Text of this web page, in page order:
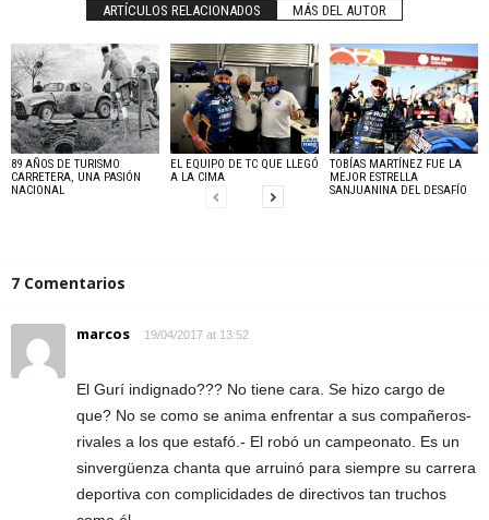
ARTÍCULOS RELACIONADOS MÁS DEL AUTOR
89 AÑOS DE TURISMO
CARRETERA, UNA PASIÓN
NACIONAL
EL EQUIPO DE TC QUE LLEGÓ
A LA CIMA
TOBÍAS MARTÍNEZ FUE LA
MEJOR ESTRELLA
SANJUANINA DEL DESAFÍO
7 Comentarios
marcos 19/04/2017 at 13:52
El Gurí indignado??? No tiene cara. Se hizo cargo de
que? No se como se anima enfrentar a sus compañeros-
rivales a los que estafó.- El robó un campeonato. Es un
sinvergüenza chanta que arruinó para siempre su carrera
deportiva con complicidades de directivos tan truchos